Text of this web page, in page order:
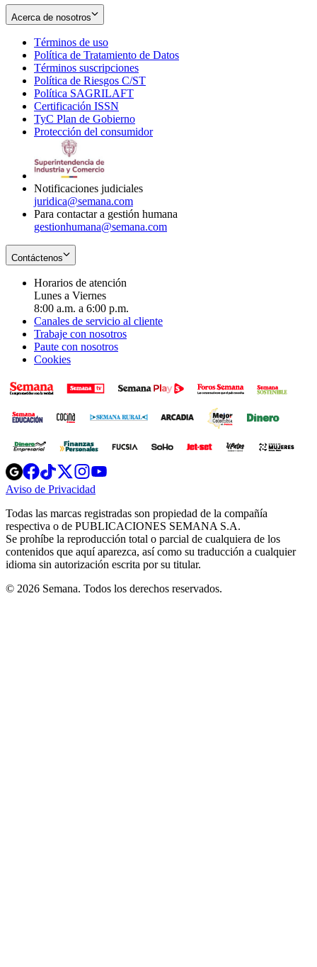
Acerca de nosotros
Términos de uso
in
new
window
Política de Tratamiento de Datos
Términos suscripciones
in
Política de Riesgos C/ST
Política SAGRILAFT
new
window
Certificación ISSN
in
new
TyC Plan de Gobierno
in
Protección del consumidorOpens
Notificaciones judiciales
juridica@semana.com
Para contactar a gestión humana
gestionhumana@semana.com
Contáctenos
Horarios de atención
Lunes a Viernes
8:00 a.m. a 6:00 p.m.
Canales de servicio al cliente
Trabaje con nosotros
Paute con nosotros
Cookies
Opens
in
new
Opens
in
new
Opens
in
new
window
Opens
new
windowwindow
Aviso de Privacidad
new
window
Todas las marcas registradas son propiedad de la compañía
respectiva o de PUBLICACIONES SEMANA S.A.
Se prohíbe la reproducción total o parcial de cualquiera de los
contenidos que aquí aparezca, así como su traducción a cualquier
idioma sin autorización escrita por su titular.
© 2026 Semana. Todos los derechos reservados.